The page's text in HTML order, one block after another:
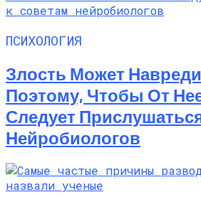
ПСИХОЛОГИЯ
Злость Может
Поэтому, Чтобы От
Следует
Нейробиологов